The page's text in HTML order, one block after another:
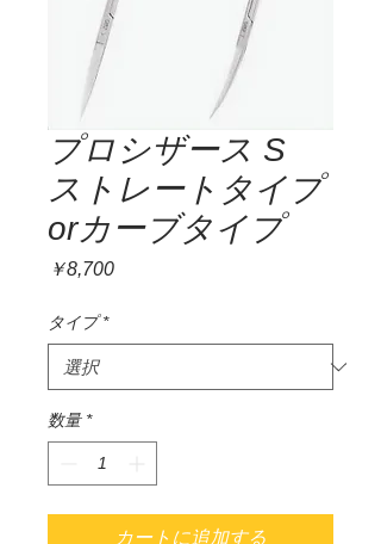
プロシザース S
ストレートタイプ
orカーブタイプ
￥8,700価
タイプ *
数量 *
カートに追加する